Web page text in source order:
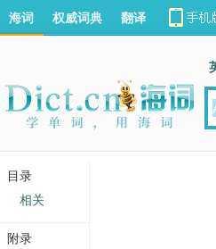
海词 权威词典 翻译
目录
相关
附录